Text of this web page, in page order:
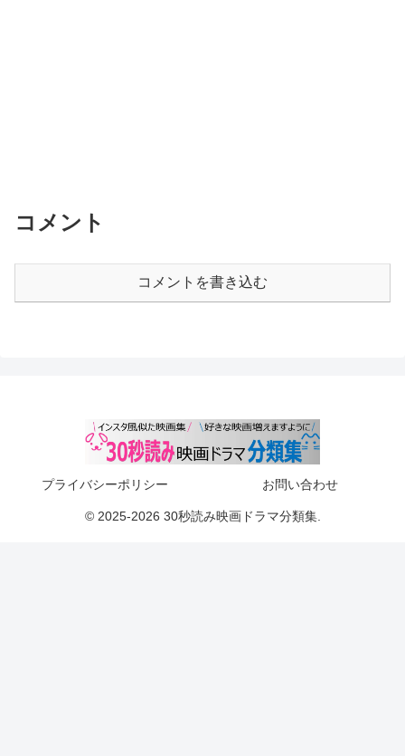
コメント
コメントを書き込む
プライバシーポリシー お問い合わせ
© 2025-2026 30秒読み映画ドラマ分類集.